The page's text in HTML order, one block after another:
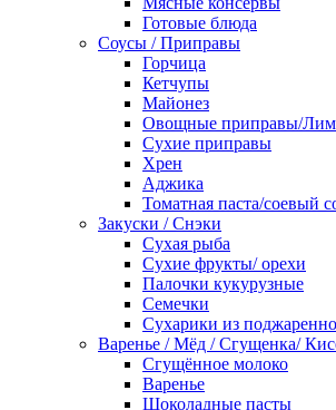
Готовые блюда
Соусы / Приправы
Горчица
Кетчупы
Майонез
Овощные приправы/
Сухие приправы
Хрен
Аджика
Томатная паста/соевый
Закуски / Снэки
Сухая рыба
Сухие фрукты/ орехи
Палочки кукурузные
Семечки
Сухарики из
Варенье / Мёд / Сгущенка/
Сгущённое молоко
Варенье
Шоколадные пасты